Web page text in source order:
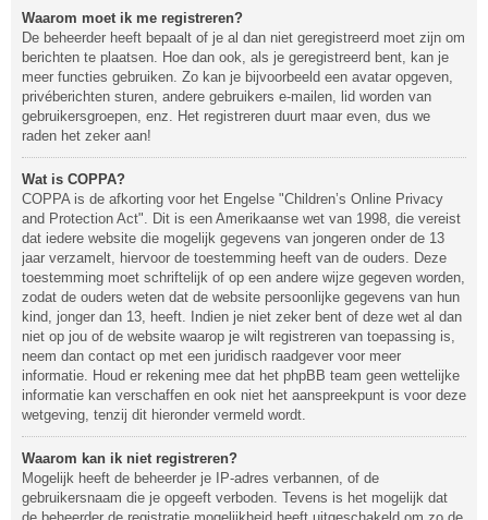
Waarom moet ik me registreren?
De beheerder heeft bepaalt of je al dan niet geregistreerd moet zijn om
berichten te plaatsen. Hoe dan ook, als je geregistreerd bent, kan je
meer functies gebruiken. Zo kan je bijvoorbeeld een avatar opgeven,
privéberichten sturen, andere gebruikers e-mailen, lid worden van
gebruikersgroepen, enz. Het registreren duurt maar even, dus we
raden het zeker aan!
Wat is COPPA?
COPPA is de afkorting voor het Engelse "Children’s Online Privacy
and Protection Act". Dit is een Amerikaanse wet van 1998, die vereist
dat iedere website die mogelijk gegevens van jongeren onder de 13
jaar verzamelt, hiervoor de toestemming heeft van de ouders. Deze
toestemming moet schriftelijk of op een andere wijze gegeven worden,
zodat de ouders weten dat de website persoonlijke gegevens van hun
kind, jonger dan 13, heeft. Indien je niet zeker bent of deze wet al dan
niet op jou of de website waarop je wilt registreren van toepassing is,
neem dan contact op met een juridisch raadgever voor meer
informatie. Houd er rekening mee dat het phpBB team geen wettelijke
informatie kan verschaffen en ook niet het aanspreekpunt is voor deze
wetgeving, tenzij dit hieronder vermeld wordt.
Waarom kan ik niet registreren?
Mogelijk heeft de beheerder je IP-adres verbannen, of de
gebruikersnaam die je opgeeft verboden. Tevens is het mogelijk dat